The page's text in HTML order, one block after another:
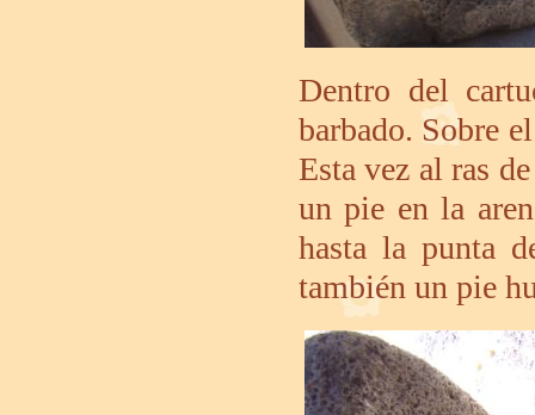
Dentro del
barbado. Sobre
Esta vez al ras
un pie en la
hasta la punta
también un pie